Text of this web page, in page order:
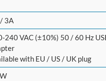
3A
240 VAC (±10%) 50 / 60 Hz
with EU / US / UK plug